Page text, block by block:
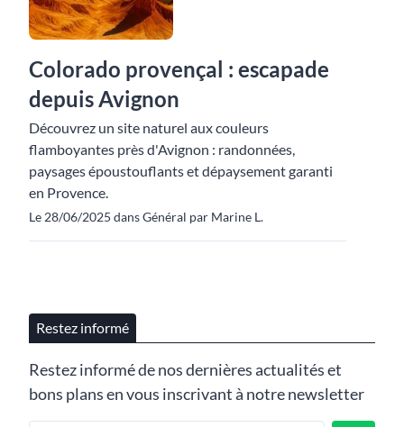
Colorado provençal : escapade
depuis Avignon
Découvrez un site naturel aux couleurs
flamboyantes près d'Avignon : randonnées,
paysages époustouflants et dépaysement garanti
en Provence.
Le 28/06/2025 dans Général par Marine L.
Restez informé
Restez informé de nos dernières actualités et
bons plans en vous inscrivant à notre newsletter